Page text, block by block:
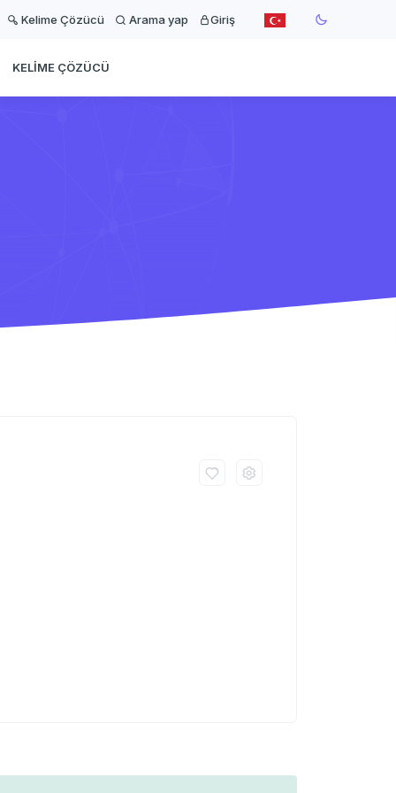
Kelime Çözücü Arama yap Giriş
KELIME ÇÖZÜCÜ